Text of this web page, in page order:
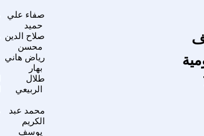
صفاء علي
حميد
صلاح الدين
محسن
رياض هاني
بهار
طلال
الربيعي
محمد عبد
الكريم
يوسف